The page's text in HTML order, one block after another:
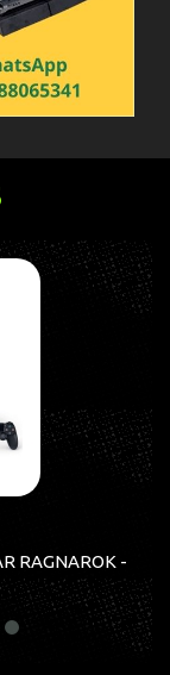
RAGNAROK -